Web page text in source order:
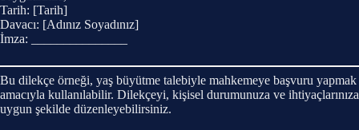
Tarih: [Tarih]
Davacı: [Adınız Soyadınız]
İmza: _______________
Bu dilekçe örneği, yaş büyütme talebiyle mahkemeye başvuru yapmak
amacıyla kullanılabilir. Dilekçeyi, kişisel durumunuza ve ihtiyaçlarınıza
uygun şekilde düzenleyebilirsiniz.